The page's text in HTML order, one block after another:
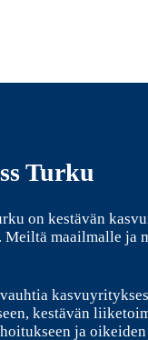
Turku
on kestävän
Meiltä maailmalle ja
kestävän
ja oikeiden